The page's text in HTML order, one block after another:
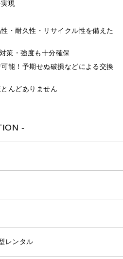
現
・耐久性・リサイクル性を備えた
策・強度も十分確保
能！予期せぬ破損などによる交換
んどありません
-
レンタル